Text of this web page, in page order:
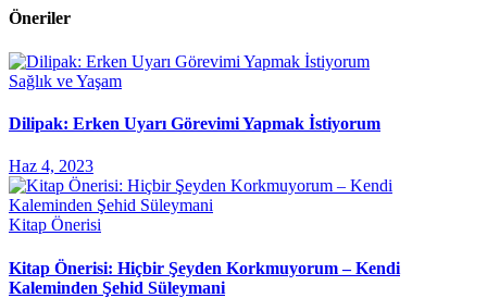
Öneriler
Sağlık ve Yaşam
Dilipak: Erken Uyarı Görevimi Yapmak İstiyorum
Haz 4, 2023
Kitap Önerisi
Kitap Önerisi: Hiçbir Şeyden Korkmuyorum – Kendi
Kaleminden Şehid Süleymani